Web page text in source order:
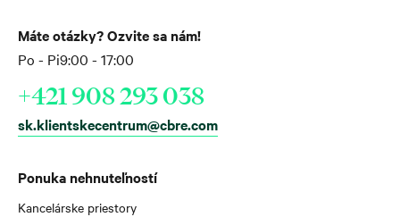
Ponuka nehnuteľností
Kancelárske priestory
Máte otázky? Ozvite sa nám!
Po - Pi9:00 - 17:00
+421 908 293 038
sk.klientskecentrum@cbre.com